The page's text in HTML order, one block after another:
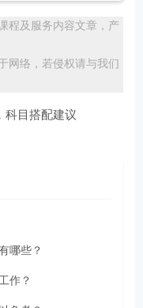
程及服务内容文章，产
网络，若侵权请与我们
科目搭配建议
哪些？
作？